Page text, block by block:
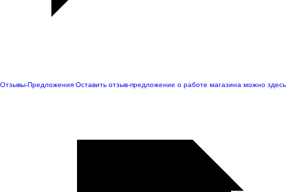
Отзывы-Предложения Оставить отзыв-предложение о работе магазина можно здесь